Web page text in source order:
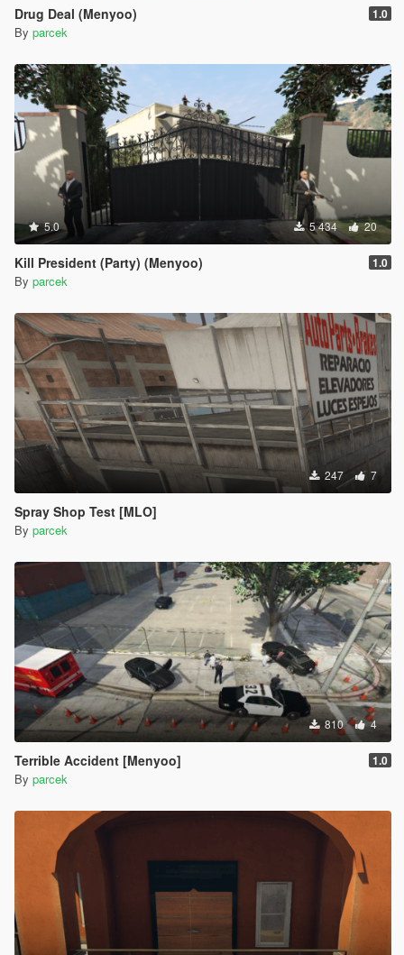
Drug Deal (Menyoo) 1.0
By parcek
5.0 5 434 20
Kill President (Party) (Menyoo) 1.0
By parcek
247 7
Spray Shop Test [MLO]
By parcek
810 4
Terrible Accident [Menyoo] 1.0
By parcek